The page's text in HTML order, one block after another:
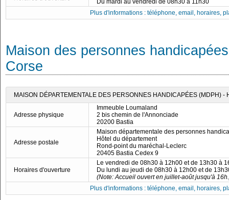
Du mardi au vendredi de 08h30 à 11h30
Plus d'informations : téléphone, email, horaires,
Maison des personnes
Corse
MAISON DÉPARTEMENTALE DES PERSONNES HANDICAPÉES (MDPH) -
Adresse physique
Immeuble Loumaland
2 bis chemin de l'Annonciade
20200 Bastia
Adresse postale
Maison départementale des personnes
Hôtel du département
Rond-point du maréchal-Leclerc
20405 Bastia Cedex 9
Horaires d'ouverture
Le vendredi de 08h30 à 12h00 et de 13h30 à
Du lundi au jeudi de 08h30 à 12h00 et de
(Note: Accueil ouvert en juillet-août jusqu'à
Plus d'informations : téléphone, email, horaires,